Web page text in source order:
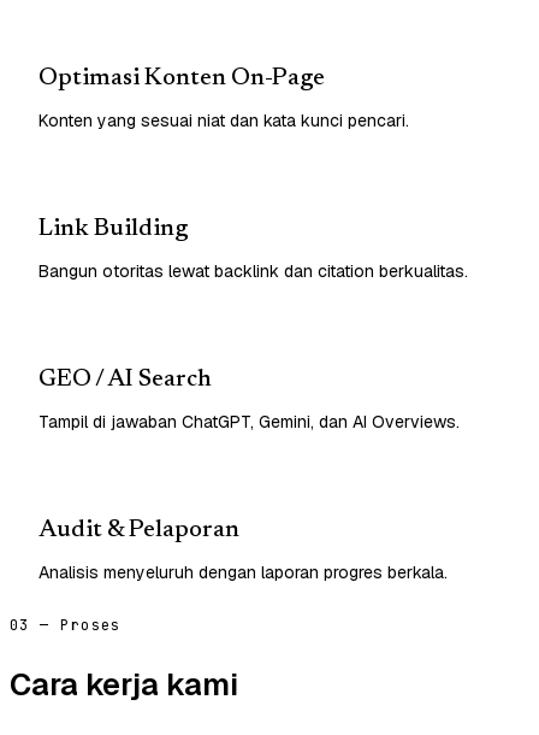
Optimasi Konten On-Page
Konten yang sesuai niat dan kata kunci pencari.
Link Building
Bangun otoritas lewat backlink dan citation berkualitas.
GEO / AI Search
Tampil di jawaban ChatGPT, Gemini, dan AI Overviews.
Audit & Pelaporan
Analisis menyeluruh dengan laporan progres berkala.
03 — Proses
Cara kerja kami